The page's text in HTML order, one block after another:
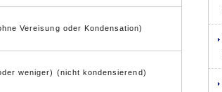
Vereisung oder Kondensation)
weniger) (nicht kondensierend)